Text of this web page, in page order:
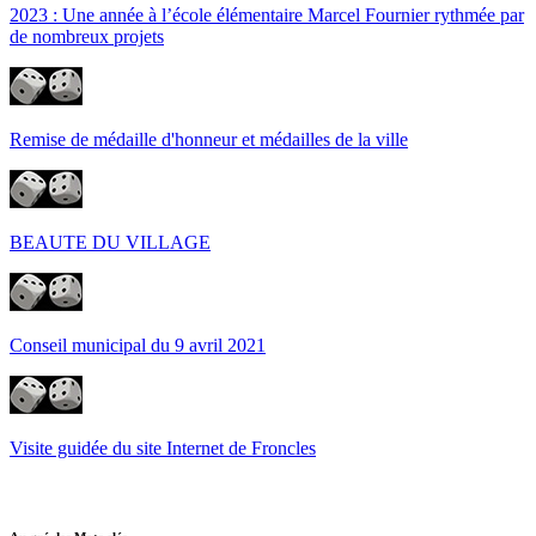
2023 : Une année à l’école élémentaire Marcel Fournier rythmée par
de nombreux projets
Remise de médaille d'honneur et médailles de la ville
BEAUTE DU VILLAGE
Conseil municipal du 9 avril 2021
Visite guidée du site Internet de Froncles